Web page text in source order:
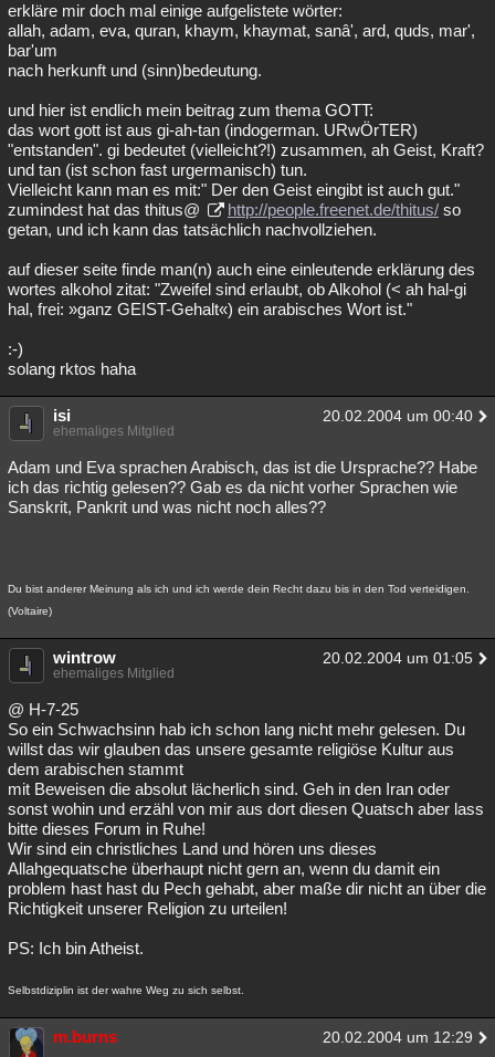
erkläre mir doch mal einige aufgelistete wörter:
allah, adam, eva, quran, khaym, khaymat, sanâ', ard, quds, mar',
bar'um
nach herkunft und (sinn)bedeutung.
und hier ist endlich mein beitrag zum thema GOTT:
das wort gott ist aus gi-ah-tan (indogerman. URwÖrTER)
"entstanden". gi bedeutet (vielleicht?!) zusammen, ah Geist, Kraft?
und tan (ist schon fast urgermanisch) tun.
Vielleicht kann man es mit:" Der den Geist eingibt ist auch gut."
zumindest hat das thitus@
http://people.freenet.de/thitus/ so
getan, und ich kann das tatsächlich nachvollziehen.
auf dieser seite finde man(n) auch eine einleutende erklärung des
wortes alkohol zitat: "Zweifel sind erlaubt, ob Alkohol (< ah hal-gi
hal, frei: »ganz GEIST-Gehalt«) ein arabisches Wort ist."
:-)
solang rktos haha
isi 20.02.2004 um 00:40
ehemaliges Mitglied
Adam und Eva sprachen Arabisch, das ist die Ursprache?? Habe
ich das richtig gelesen?? Gab es da nicht vorher Sprachen wie
Sanskrit, Pankrit und was nicht noch alles??
Du bist anderer Meinung als ich und ich werde dein Recht dazu bis in den Tod verteidigen.
(Voltaire)
wintrow 20.02.2004 um 01:05
ehemaliges Mitglied
@ H-7-25
So ein Schwachsinn hab ich schon lang nicht mehr gelesen. Du
willst das wir glauben das unsere gesamte religiöse Kultur aus
dem arabischen stammt
mit Beweisen die absolut lächerlich sind. Geh in den Iran oder
sonst wohin und erzähl von mir aus dort diesen Quatsch aber lass
bitte dieses Forum in Ruhe!
Wir sind ein christliches Land und hören uns dieses
Allahgequatsche überhaupt nicht gern an, wenn du damit ein
problem hast hast du Pech gehabt, aber maße dir nicht an über die
Richtigkeit unserer Religion zu urteilen!
PS: Ich bin Atheist.
Selbstdiziplin ist der wahre Weg zu sich selbst.
m.burns 20.02.2004 um 12:29